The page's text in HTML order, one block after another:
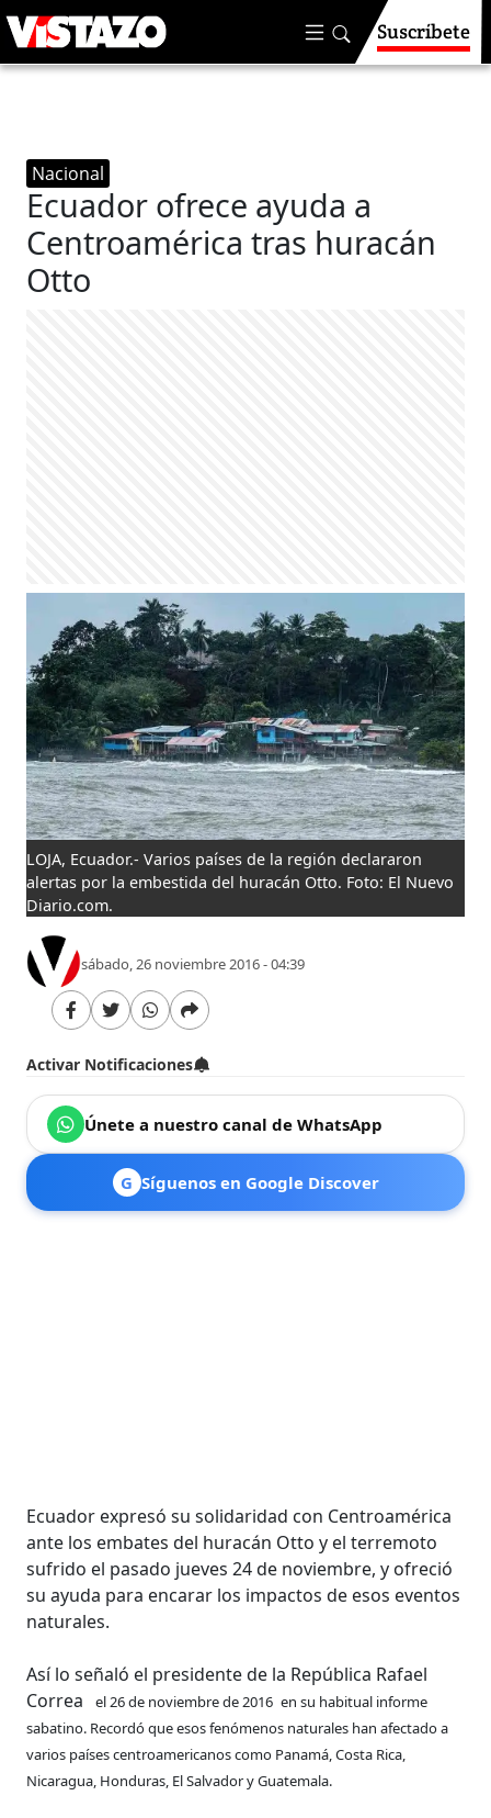
Suscríbete
Nacional
Ecuador ofrece ayuda a
Centroamérica tras huracán
Otto
LOJA, Ecuador.- Varios países de la región declararon
alertas por la embestida del huracán Otto. Foto: El Nuevo
Diario.com.
sábado, 26 noviembre 2016 - 04:39
Activar Notificaciones
Únete a nuestro canal de WhatsApp
G Síguenos en Google Discover
Ecuador expresó su solidaridad con Centroamérica
ante los embates del huracán Otto y el terremoto
sufrido el pasado jueves 24 de noviembre, y ofreció
su ayuda para encarar los impactos de esos eventos
naturales.
Así lo señaló el presidente de la República Rafael
Correa
el 26 de noviembre de 2016 en su habitual informe
sabatino. Recordó que esos fenómenos naturales han afectado a
varios países centroamericanos como Panamá, Costa Rica,
Nicaragua, Honduras, El Salvador y Guatemala.